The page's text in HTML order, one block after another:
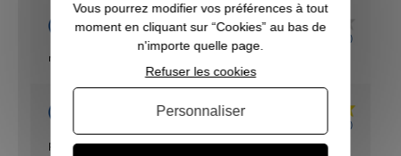
Acheteur Vérifié
(Date de commande : 22/09/2021)
mayen
Acheteur Vérifié
(Date de commande : 24/11/2020)
pas encore utilisé à l'air correct
Vous pourrez modifier vos préférences à tout
moment en cliquant sur “Cookies” au bas de
n'importe quelle page.
Refuser les cookies
Personnaliser